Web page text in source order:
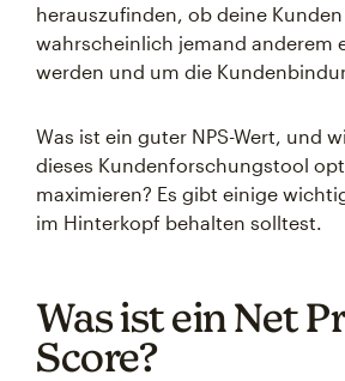
herauszufinden, ob deine
wahrscheinlich jemand anderem
werden und um die
Was ist ein guter NPS-Wert, und
dieses Kundenforschungstool
maximieren? Es gibt einige
im Hinterkopf behalten solltest.
Was ist ein Net
Score?